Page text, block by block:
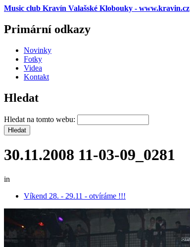
Music club Kravín Valašské Klobouky - www.kravin.cz
Primární odkazy
Novinky
Fotky
Videa
Kontakt
Hledat
Hledat na tomto webu:
30.11.2008 11-03-09_0281
in
Víkend 28. - 29.11 - otvíráme !!!